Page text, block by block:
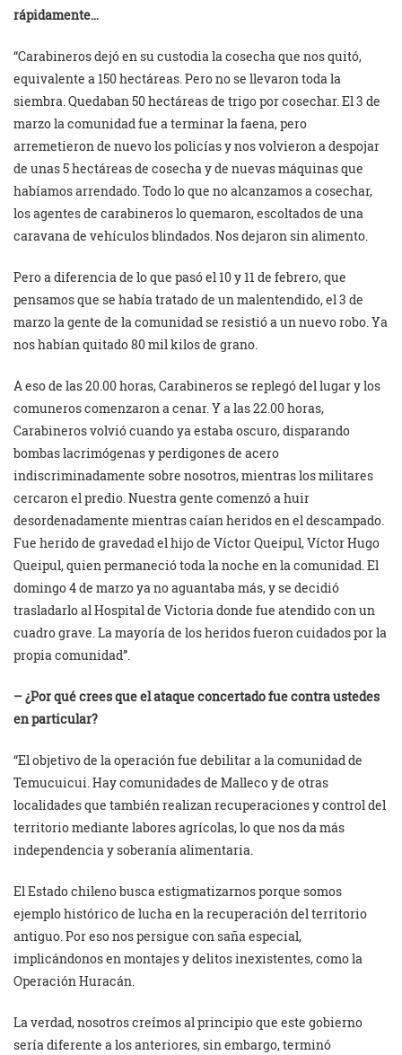
rápidamente…
“Carabineros dejó en su custodia la cosecha que nos quitó,
equivalente a 150 hectáreas. Pero no se llevaron toda la
siembra. Quedaban 50 hectáreas de trigo por cosechar. El 3 de
marzo la comunidad fue a terminar la faena, pero
arremetieron de nuevo los policías y nos volvieron a despojar
de unas 5 hectáreas de cosecha y de nuevas máquinas que
habíamos arrendado. Todo lo que no alcanzamos a cosechar,
los agentes de carabineros lo quemaron, escoltados de una
caravana de vehículos blindados. Nos dejaron sin alimento.
Pero a diferencia de lo que pasó el 10 y 11 de febrero, que
pensamos que se había tratado de un malentendido, el 3 de
marzo la gente de la comunidad se resistió a un nuevo robo. Ya
nos habían quitado 80 mil kilos de grano.
A eso de las 20.00 horas, Carabineros se replegó del lugar y los
comuneros comenzaron a cenar. Y a las 22.00 horas,
Carabineros volvió cuando ya estaba oscuro, disparando
bombas lacrimógenas y perdigones de acero
indiscriminadamente sobre nosotros, mientras los militares
cercaron el predio. Nuestra gente comenzó a huir
desordenadamente mientras caían heridos en el descampado.
Fue herido de gravedad el hijo de Víctor Queipul, Víctor Hugo
Queipul, quien permaneció toda la noche en la comunidad. El
domingo 4 de marzo ya no aguantaba más, y se decidió
trasladarlo al Hospital de Victoria donde fue atendido con un
cuadro grave. La mayoría de los heridos fueron cuidados por la
propia comunidad”.
– ¿Por qué crees que el ataque concertado fue contra ustedes
en particular?
“El objetivo de la operación fue debilitar a la comunidad de
Temucuicui. Hay comunidades de Malleco y de otras
localidades que también realizan recuperaciones y control del
territorio mediante labores agrícolas, lo que nos da más
independencia y soberanía alimentaria.
El Estado chileno busca estigmatizarnos porque somos
ejemplo histórico de lucha en la recuperación del territorio
antiguo. Por eso nos persigue con saña especial,
implicándonos en montajes y delitos inexistentes, como la
Operación Huracán.
La verdad, nosotros creímos al principio que este gobierno
sería diferente a los anteriores, sin embargo, terminó